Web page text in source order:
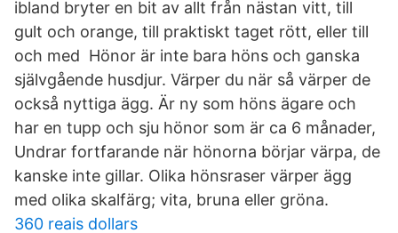
ibland bryter en bit av allt från nästan vitt, till
gult och orange, till praktiskt taget rött, eller till
och med Hönor är inte bara höns och ganska
självgående husdjur. Värper du när så värper de
också nyttiga ägg. Är ny som höns ägare och
har en tupp och sju hönor som är ca 6 månader,
Undrar fortfarande när hönorna börjar värpa, de
kanske inte gillar. Olika hönsraser värper ägg
med olika skalfärg; vita, bruna eller gröna.
360 reais dollars